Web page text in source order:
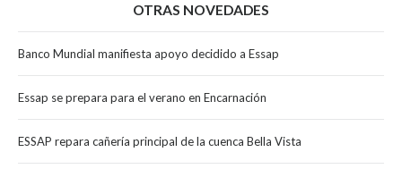
OTRAS NOVEDADES
Banco Mundial manifiesta apoyo decidido a Essap
Essap se prepara para el verano en Encarnación
ESSAP repara cañería principal de la cuenca Bella Vista